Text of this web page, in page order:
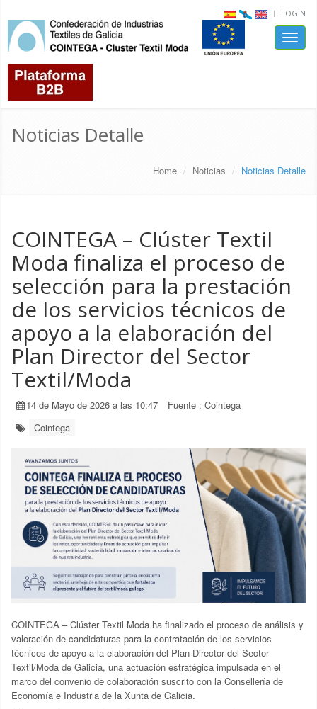
LOGIN
Toggle
Noticias Detalle
Home Noticias Noticias Detalle
COINTEGA – Clúster Textil
Moda finaliza el proceso de
selección para la prestación
de los servicios técnicos de
apoyo a la elaboración del
Plan Director del Sector
Textil/Moda
14 de Mayo de 2026 a las 10:47 Fuente :Cointega
Cointega
COINTEGA – Clúster Textil Moda ha finalizado el proceso de análisis y
valoración de candidaturas para la contratación de los servicios
técnicos de apoyo a la elaboración del Plan Director del Sector
Textil/Moda de Galicia, una actuación estratégica impulsada en el
marco del convenio de colaboración suscrito con la Consellería de
Economía e Industria de la Xunta de Galicia.